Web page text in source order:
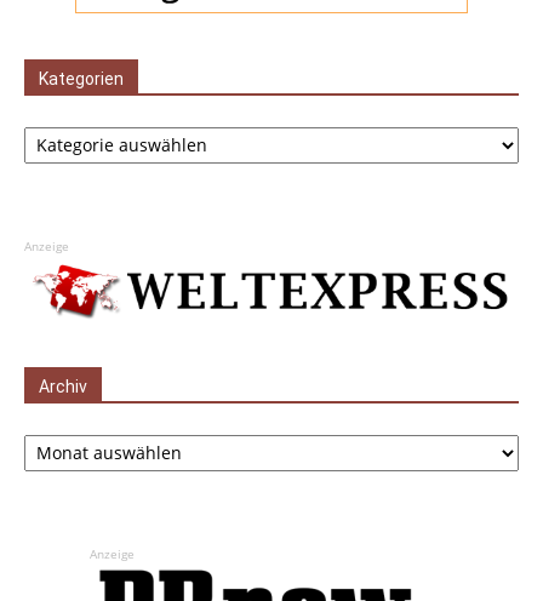
Kategorien
Kategorien
Anzeige
Archiv
Archiv
Anzeige